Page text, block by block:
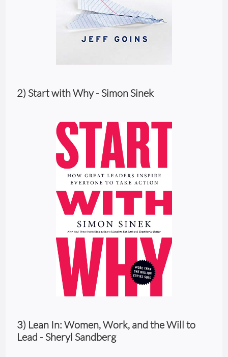
2) Start with Why - Simon Sinek
3) Lean In: Women, Work, and the Will to
Lead - Sheryl Sandberg